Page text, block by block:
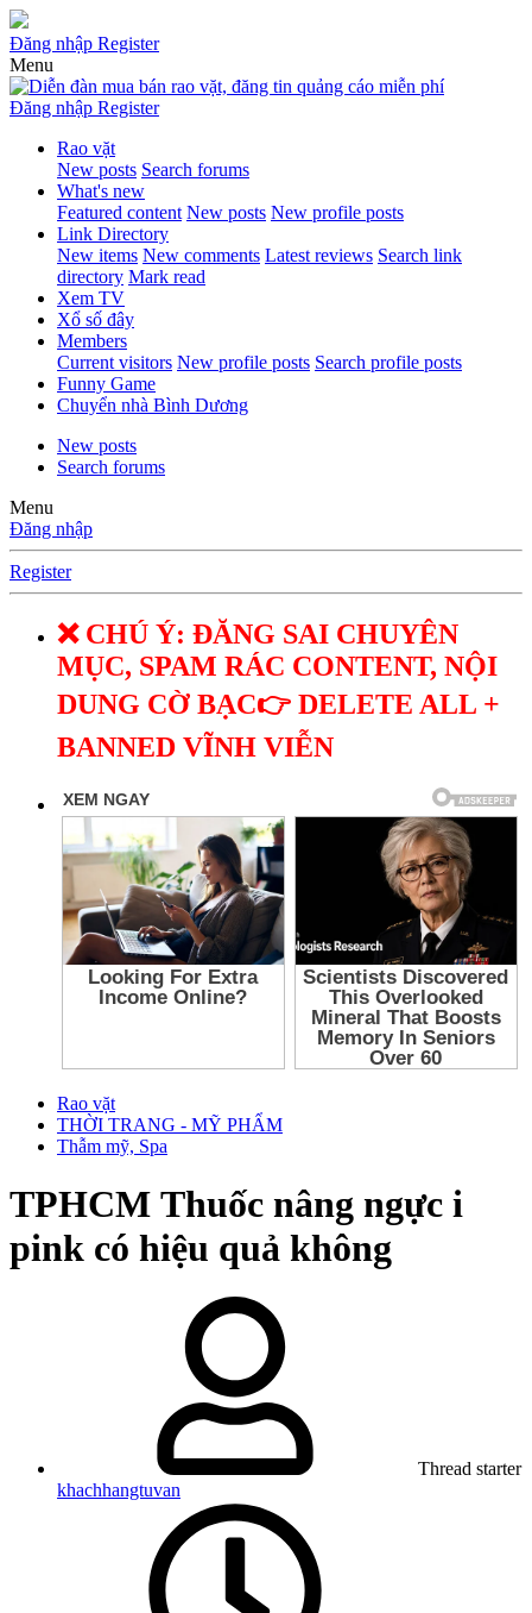
Đăng nhập Register
Menu
Đăng nhập Register
Rao vặt
New posts Search forums
What's new
Featured content New posts New profile posts
Link Directory
New items New comments Latest reviews Search link
directory Mark read
Xem TV
Xổ số đây
Members
Current visitors New profile posts Search profile posts
Funny Game
Chuyển nhà Bình Dương
New posts
Search forums
Menu
Đăng nhập
Register
❌ CHÚ Ý: ĐĂNG SAI CHUYÊN
MỤC, SPAM RÁC CONTENT, NỘI
DUNG CỜ BẠC👉 DELETE ALL +
BANNED VĨNH VIỄN
Rao vặt
THỜI TRANG - MỸ PHẨM
Thẫm mỹ, Spa
TPHCM Thuốc nâng ngực i
pink có hiệu quả không
Thread starter
khachhangtuvan